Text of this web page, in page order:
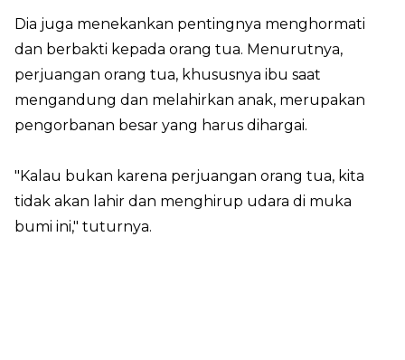
Dia juga menekankan pentingnya menghormati
dan berbakti kepada orang tua. Menurutnya,
perjuangan orang tua, khususnya ibu saat
mengandung dan melahirkan anak, merupakan
pengorbanan besar yang harus dihargai.
"Kalau bukan karena perjuangan orang tua, kita
tidak akan lahir dan menghirup udara di muka
bumi ini," tuturnya.